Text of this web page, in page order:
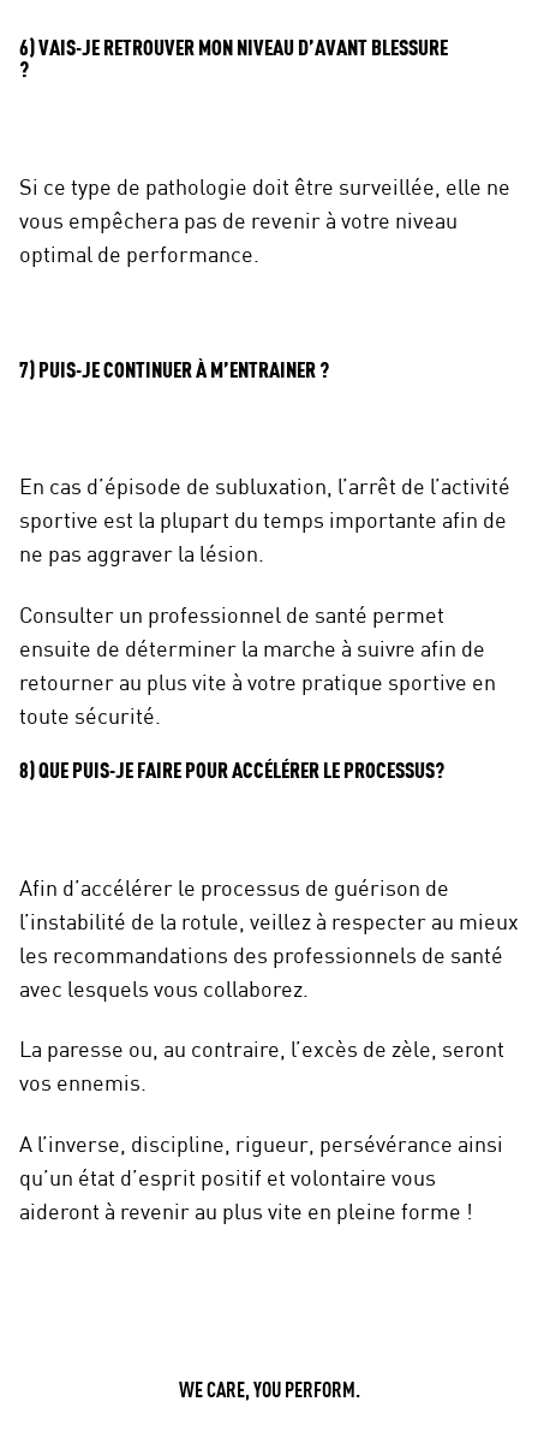
6) VAIS-JE RETROUVER MON NIVEAU D’AVANT BLESSURE
?
Si ce type de pathologie doit être surveillée, elle ne
vous empêchera pas de revenir à votre niveau
optimal de performance.
7) PUIS-JE CONTINUER À M’ENTRAINER ?
En cas d’épisode de subluxation, l’arrêt de l’activité
sportive est la plupart du temps importante afin de
ne pas aggraver la lésion.
Consulter un professionnel de santé permet
ensuite de déterminer la marche à suivre afin de
retourner au plus vite à votre pratique sportive en
toute sécurité.
8) QUE PUIS-JE FAIRE POUR ACCÉLÉRER LE PROCESSUS?
Afin d’accélérer le processus de guérison de
l’instabilité de la rotule, veillez à respecter au mieux
les recommandations des professionnels de santé
avec lesquels vous collaborez.
La paresse ou, au contraire, l’excès de zèle, seront
vos ennemis.
A l’inverse, discipline, rigueur, persévérance ainsi
qu’un état d’esprit positif et volontaire vous
aideront à revenir au plus vite en pleine forme !
WE CARE, YOU PERFORM.